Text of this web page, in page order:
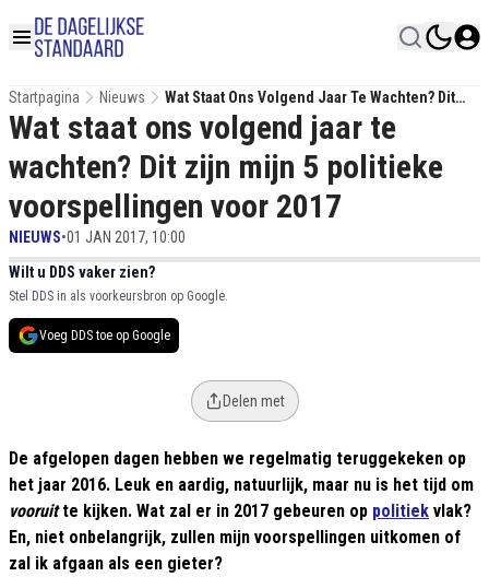
Startpagina Nieuws
Wat Staat Ons Volgend Jaar Te Wachten? Dit
Zijn Mijn 5 Politieke Voorspellingen Voor 2017
Wat staat ons volgend jaar te
wachten? Dit zijn mijn 5 politieke
voorspellingen voor 2017
NIEUWS•01 JAN 2017, 10:00
Wilt u DDS vaker zien?
Stel DDS in als voorkeursbron op Google.
Voeg DDS toe op Google
Delen met
De afgelopen dagen hebben we regelmatig teruggekeken op
het jaar 2016. Leuk en aardig, natuurlijk, maar nu is het tijd om
vooruitte kijken. Wat zal er in 2017 gebeuren op politiek vlak?
En, niet onbelangrijk, zullen mijn voorspellingen uitkomen of
zal ik afgaan als een gieter?